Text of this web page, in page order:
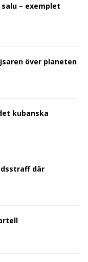
– exemplet
över planeten
kubanska
där